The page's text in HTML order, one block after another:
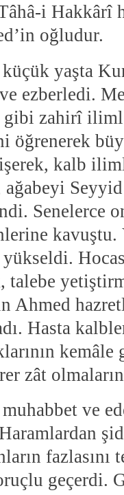
i Hakkârî
oğludur.
yaşta
ezberledi.
gibi zahirî
öğrenerek
kalb
Senelerce
talebe
Ahmed
Hasta
kemâle
zât
ve
fazlasını
geçerdi.